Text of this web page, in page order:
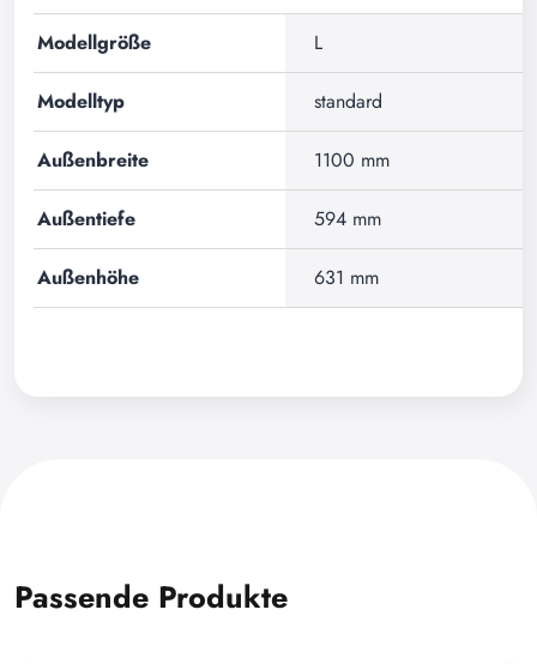
Modellgröße L
Modelltyp standard
Außenbreite 1100 mm
Außentiefe 594 mm
Außenhöhe 631 mm
Passende Produkte